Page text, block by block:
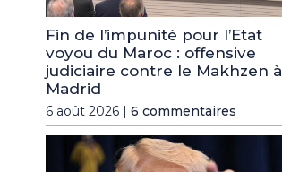
Fin de l’impunité pour l’Etat
voyou du Maroc : offensive
judiciaire contre le Makhzen à
Madrid
6 août 2026 | 6 commentaires